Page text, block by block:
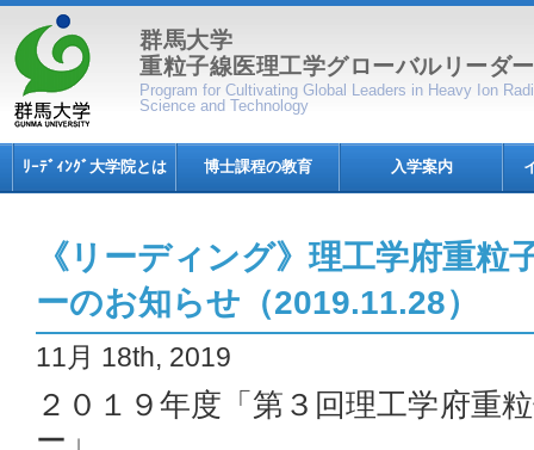
群馬大学
重粒子線医理工学グローバルリーダ
Program for Cultivating Global Leaders in Heavy Ion
Science and Technology
ﾘｰﾃﾞｨﾝｸﾞ大学院とは 博士課程の教育 入学案内
《リーディング》理工学府重粒
ーのお知らせ（2019.11.28）
11月 18th, 2019
２０１９年度「第３回理工学府重
ー」